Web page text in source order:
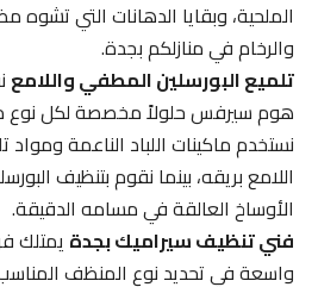
الملحية، وبقايا الدهانات التي تشوه
والرخام في منازلكم بجدة.
تلميع البورسلين المطفي واللامع
هوم سيرفس حلولاً مخصصة لكل نوع من
نستخدم ماكينات اللباد الناعمة ومواد
اللامع بريقه، بينما نقوم بتنظيف
الأوساخ العالقة في مسامه الدقيقة.
فني تنظيف سيراميك بجدةيمتلك
واسعة في تحديد نوع المنظف المناسب